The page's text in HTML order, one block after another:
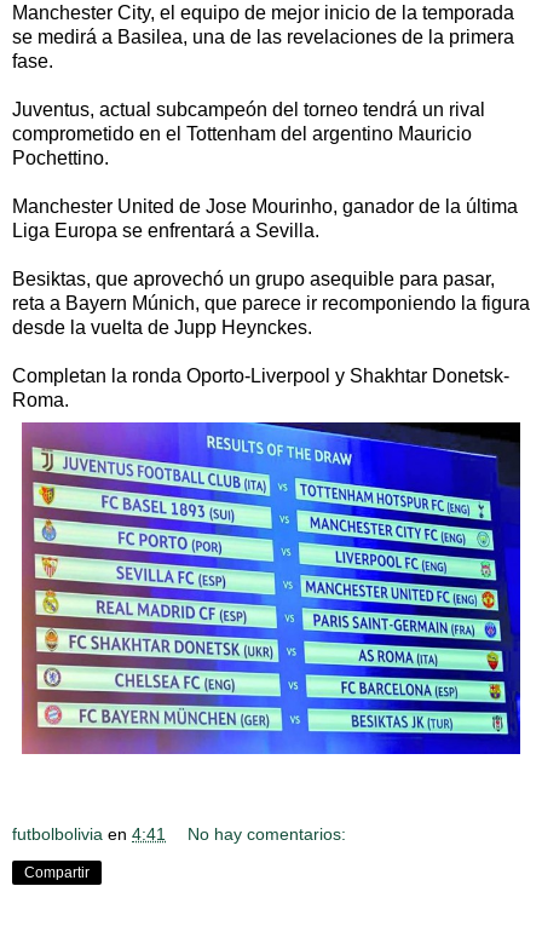
Manchester City, el equipo de mejor inicio de la temporada
se medirá a Basilea, una de las revelaciones de la primera
fase.
Juventus, actual subcampeón del torneo tendrá un rival
comprometido en el Tottenham del argentino Mauricio
Pochettino.
Manchester United de Jose Mourinho, ganador de la última
Liga Europa se enfrentará a Sevilla.
Besiktas, que aprovechó un grupo asequible para pasar,
reta a Bayern Múnich, que parece ir recomponiendo la figura
desde la vuelta de Jupp Heynckes.
Completan la ronda Oporto-Liverpool y Shakhtar Donetsk-
Roma.
futbolbolivia en 4:41 No hay comentarios:
Compartir